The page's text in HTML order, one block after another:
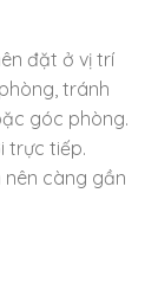
đặt ở vị trí
tránh
góc phòng.
trực tiếp.
càng gần